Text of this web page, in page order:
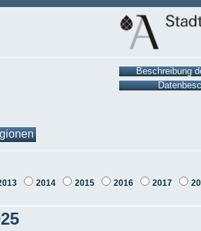
2014 2015 2016 2017